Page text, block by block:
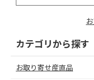
カテゴリから探す
お取り寄せ産直品